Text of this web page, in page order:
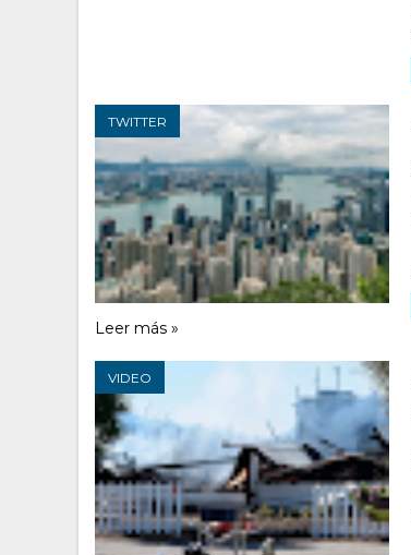
TWITTER
Leer más »
VIDEO